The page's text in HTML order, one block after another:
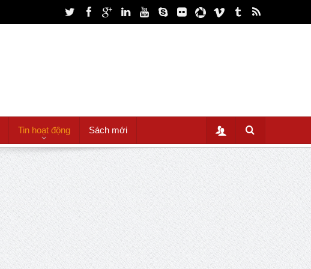
Tin hoạt động Sách mới